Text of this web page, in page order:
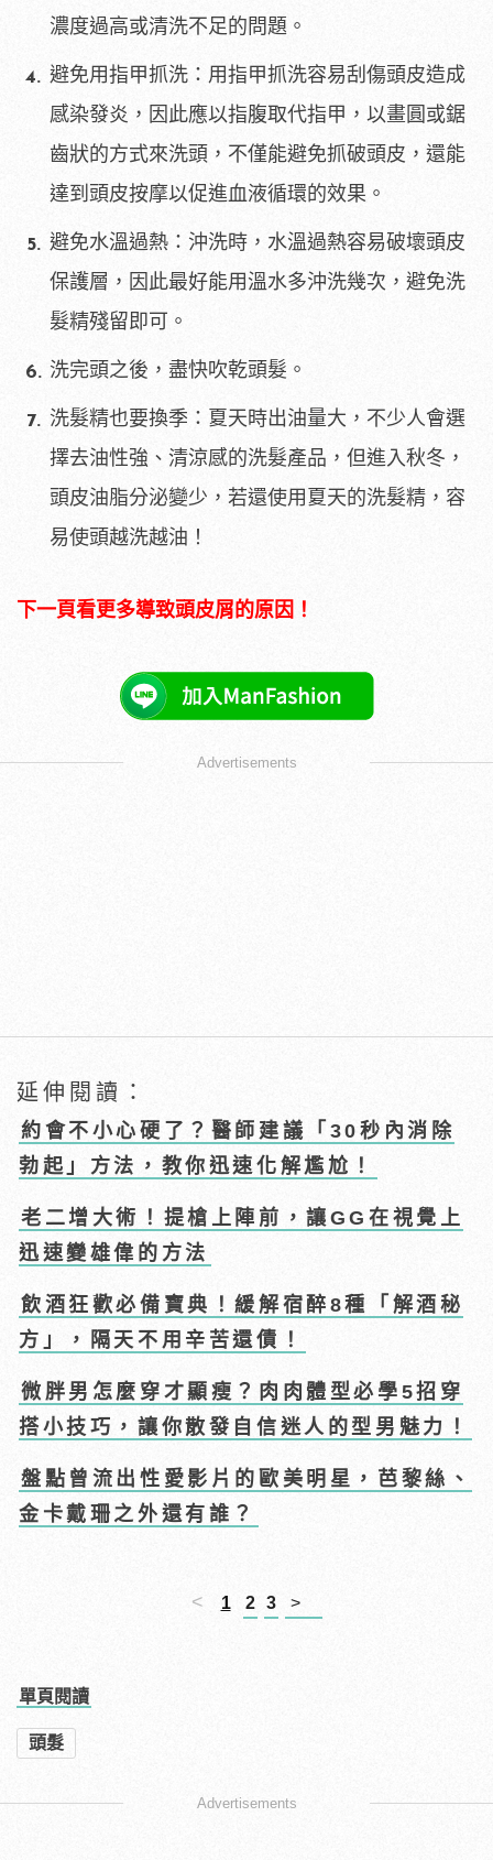
濃度過高或清洗不足的問題。
避免用指甲抓洗：用指甲抓洗容易刮傷頭皮造成
感染發炎，因此應以指腹取代指甲，以畫圓或鋸
齒狀的方式來洗頭，不僅能避免抓破頭皮，還能
達到頭皮按摩以促進血液循環的效果。
避免水溫過熱：沖洗時，水溫過熱容易破壞頭皮
保護層，因此最好能用溫水多沖洗幾次，避免洗
髮精殘留即可。
洗完頭之後，盡快吹乾頭髮。
洗髮精也要換季：夏天時出油量大，不少人會選
擇去油性強、清涼感的洗髮產品，但進入秋冬，
頭皮油脂分泌變少，若還使用夏天的洗髮精，容
易使頭越洗越油！
下一頁看更多導致頭皮屑的原因！
Advertisements
延伸閱讀：
約會不小心硬了？醫師建議「30秒內消除
勃起」方法，教你迅速化解尷尬！
老二增大術！提槍上陣前，讓GG在視覺上
迅速變雄偉的方法
飲酒狂歡必備寶典！緩解宿醉8種「解酒秘
方」，隔天不用辛苦還債！
微胖男怎麼穿才顯瘦？肉肉體型必學5招穿
搭小技巧，讓你散發自信迷人的型男魅力！
盤點曾流出性愛影片的歐美明星，芭黎絲、
金卡戴珊之外還有誰？
< 1 2 3 >
單頁閱讀
頭髮
Advertisements